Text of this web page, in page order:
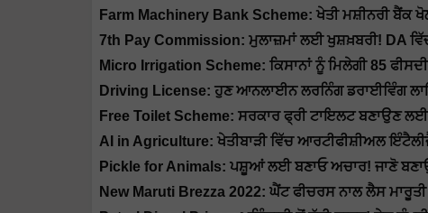
Farm Machinery Bank Scheme: ਖੇਤੀ ਮਸ਼ੀਨਰੀ ਬੈਂਕ
7th Pay Commission: ਮੁਲਾਜ਼ਮਾਂ ਲਈ ਖੁਸ਼ਖ਼ਬਰੀ! DA
Micro Irrigation Scheme: ਕਿਸਾਨਾਂ ਨੂੰ ਮਿਲੇਗੀ 85
Driving License: ਹੁਣ ਆਨਲਾਈਨ ਲਰਨਿੰਗ ਡਰਾਈਵਿੰਗ
Free Toilet Scheme: ਸਰਕਾਰ ਫ੍ਰੀ ਟਾਇਲਟ ਬਣਾਉਣ
AI in Agriculture: ਖੇਤੀਬਾੜੀ ਵਿੱਚ ਆਰਟੀਫੀਸ਼ੀਅਲ
Pickle for Animals: ਪਸ਼ੂਆਂ ਲਈ ਬਣਾਓ ਅਚਾਰ! ਜਾਣੋ
New Maruti Brezza 2022: ਘੈਂਟ ਫੀਚਰਸ ਨਾਲ ਲੈਸ